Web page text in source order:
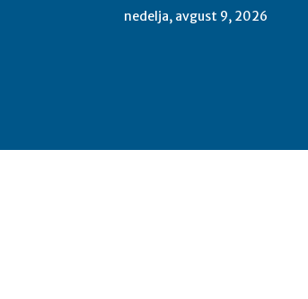
nedelja, avgust 9, 2026